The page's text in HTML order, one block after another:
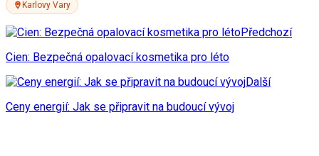
Karlovy Vary
Předchozí
Cien: Bezpečná opalovací kosmetika pro léto
Další
Ceny energií: Jak se připravit na budoucí vývoj